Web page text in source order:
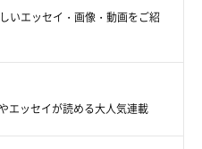
いエッセイ・画像・動画をご紹
エッセイが読める大人気連載